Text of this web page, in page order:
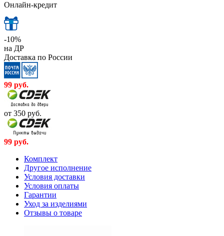
Онлайн-кредит
-10%
на ДР
Доставка по России
99 руб.
от 350 руб.
99 руб.
Комплект
Другое исполнение
Условия доставки
Условия оплаты
Гарантии
Уход за изделиями
Отзывы о товаре